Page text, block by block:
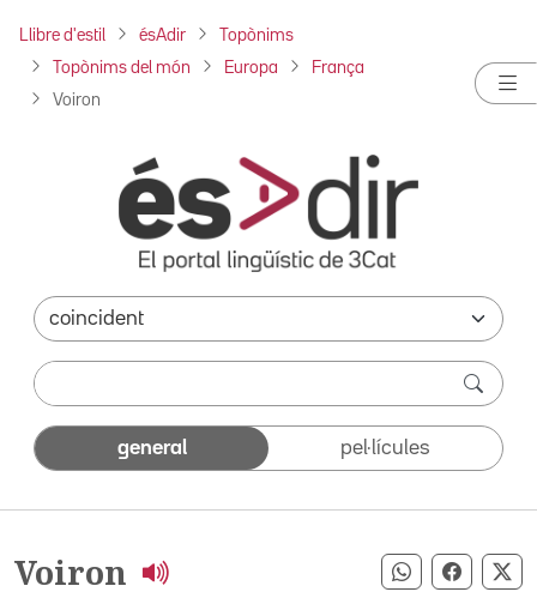
Llibre d'estil ésAdir Topònims
Topònims del món Europa França
Voiron
general pel·lícules
Voiron Compartir